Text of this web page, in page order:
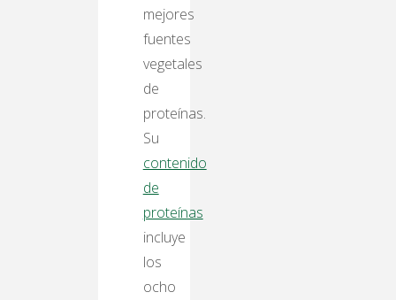
mejores
fuentes
vegetales
de
proteínas.
Su
contenido
de
proteínas
incluye
los
ocho